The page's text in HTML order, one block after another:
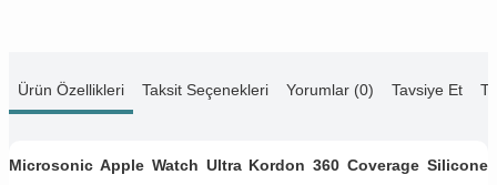
Ürün Özellikleri Taksit Seçenekleri Yorumlar (0) Tavsiye Et
Microsonic Apple Watch Ultra Kordon 360 Coverage Silicone